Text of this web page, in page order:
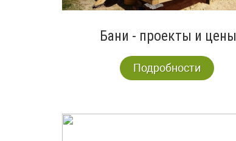
Бани - проекты и цены
Подробности